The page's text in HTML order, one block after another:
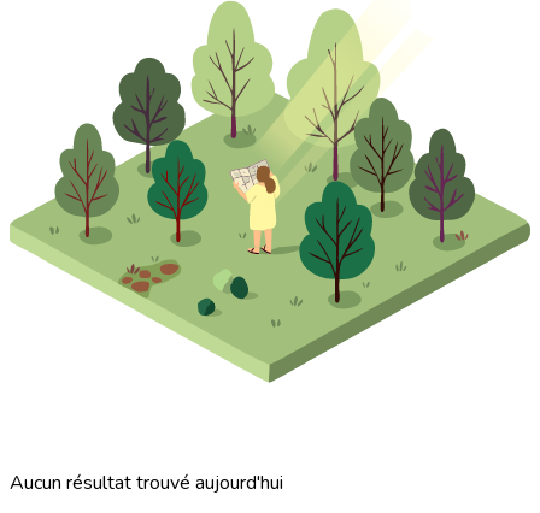
Aucun résultat trouvé aujourd'hui